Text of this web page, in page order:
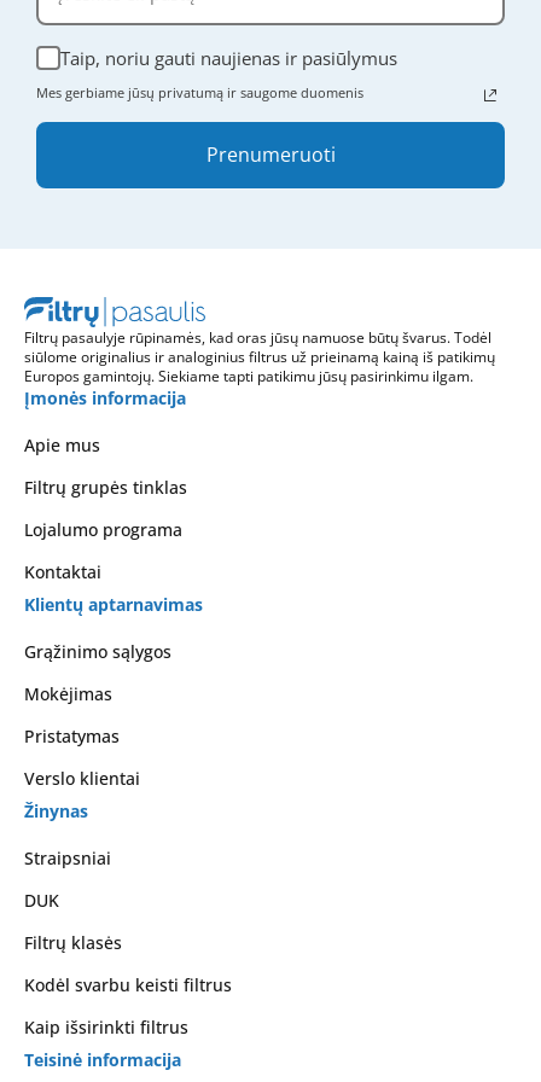
Taip, noriu gauti naujienas ir pasiūlymus
Mes gerbiame jūsų privatumą ir saugome duomenis
Prenumeruoti
Filtrų pasaulyje rūpinamės, kad oras jūsų namuose būtų švarus. Todėl
siūlome originalius ir analoginius filtrus už prieinamą kainą iš patikimų
Europos gamintojų. Siekiame tapti patikimu jūsų pasirinkimu ilgam.
Įmonės informacija
Apie mus
Filtrų grupės tinklas
Lojalumo programa
Kontaktai
Klientų aptarnavimas
Grąžinimo sąlygos
Mokėjimas
Pristatymas
Verslo klientai
Žinynas
Straipsniai
DUK
Filtrų klasės
Kodėl svarbu keisti filtrus
Kaip išsirinkti filtrus
Teisinė informacija